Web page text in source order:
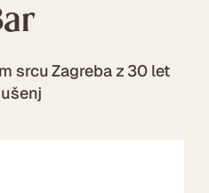
srcu Zagreba z 30 let